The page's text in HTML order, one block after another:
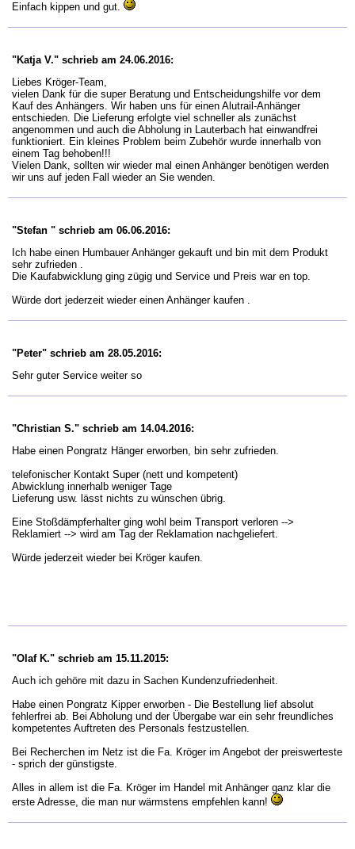
Einfach kippen und gut.
"Katja V." schrieb am 24.06.2016:
Liebes Kröger-Team,
vielen Dank für die super Beratung und Entscheidungshilfe vor dem
Kauf des Anhängers. Wir haben uns für einen Alutrail-Anhänger
entschieden. Die Lieferung erfolgte viel schneller als zunächst
angenommen und auch die Abholung in Lauterbach hat einwandfrei
funktioniert. Ein kleines Problem beim Zubehör wurde innerhalb von
einem Tag behoben!!!
Vielen Dank, sollten wir wieder mal einen Anhänger benötigen werden
wir uns auf jeden Fall wieder an Sie wenden.
"Stefan " schrieb am 06.06.2016:
Ich habe einen Humbauer Anhänger gekauft und bin mit dem Produkt
sehr zufrieden .
Die Kaufabwicklung ging zügig und Service und Preis war en top.
Würde dort jederzeit wieder einen Anhänger kaufen .
"Peter" schrieb am 28.05.2016:
Sehr guter Service weiter so
"Christian S." schrieb am 14.04.2016:
Habe einen Pongratz Hänger erworben, bin sehr zufrieden.
telefonischer Kontakt Super (nett und kompetent)
Abwicklung innerhalb weniger Tage
Lieferung usw. lässt nichts zu wünschen übrig.
Eine Stoßdämpferhalter ging wohl beim Transport verloren -->
Reklamiert --> wird am Tag der Reklamation nachgeliefert.
Würde jederzeit wieder bei Kröger kaufen.
"Olaf K." schrieb am 15.11.2015:
Auch ich gehöre mit dazu in Sachen Kundenzufriedenheit.
Habe einen Pongratz Kipper erworben - Die Bestellung lief absolut
fehlerfrei ab. Bei Abholung und der Übergabe war ein sehr freundliches
kompetentes Auftreten des Personals festzustellen.
Bei Recherchen im Netz ist die Fa. Kröger im Angebot der preiswerteste
- sprich der günstigste.
Alles in allem ist die Fa. Kröger im Handel mit Anhänger ganz klar die
erste Adresse, die man nur wärmstens empfehlen kann!